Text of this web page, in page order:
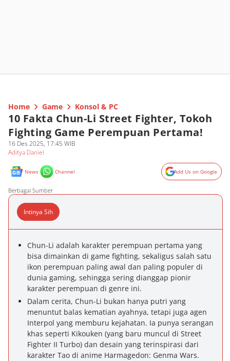
Home Game Konsol & PC
10 Fakta Chun-Li Street Fighter, Tokoh
Fighting Game Perempuan Pertama!
16 Des 2025, 17:45 WIB
Aditya Daniel
News Channel Add Us on Google
Berbagai Sumber
Intinya Sih
Chun-Li adalah karakter perempuan pertama yang
bisa dimainkan di game fighting, sekaligus salah satu
ikon perempuan paling awal dan paling populer di
dunia gaming, sehingga sering dianggap pionir
karakter perempuan di genre ini.
Dalam cerita, Chun-Li bukan hanya putri yang
menuntut balas kematian ayahnya, tetapi juga agen
Interpol yang memburu kejahatan. Ia punya serangan
khas seperti Kikouken (yang baru muncul di Street
Fighter II Turbo) dan desain yang terinspirasi dari
karakter Tao di anime Harmagedon: Genma Wars.